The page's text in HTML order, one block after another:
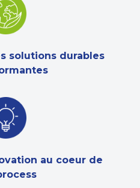
solutions durables
au coeur de